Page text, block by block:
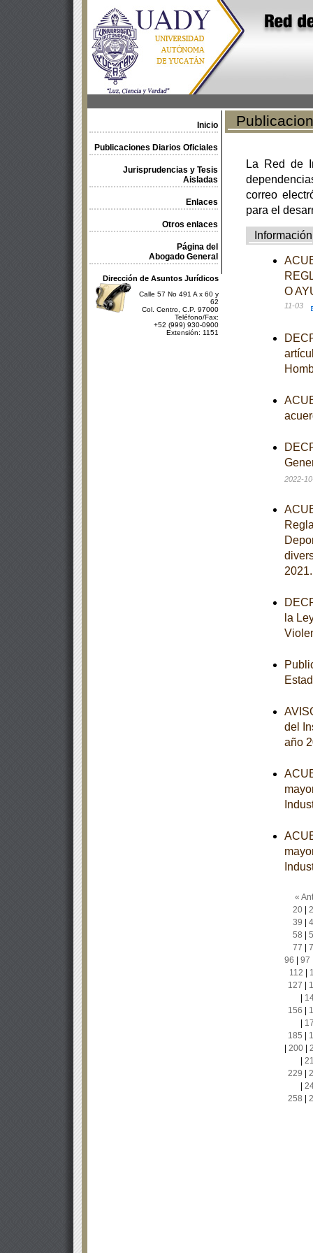
Inicio
Publicaciones Diarios Oficiales
Jurisprudencias y Tesis
Aisladas
Enlaces
Otros enlaces
Página del
Abogado General
Dirección de Asuntos Jurídicos
Calle 57 No 491 A x 60 y
62
Col. Centro, C.P. 97000
Teléfono/Fax:
+52 (999) 930-0900
Extensión: 1151
La Red de
correo
para el
Información
O
11-03
2022-
la
del
año
«
20|
39
58
77
96
97
112
127
156
185
200|
229
258